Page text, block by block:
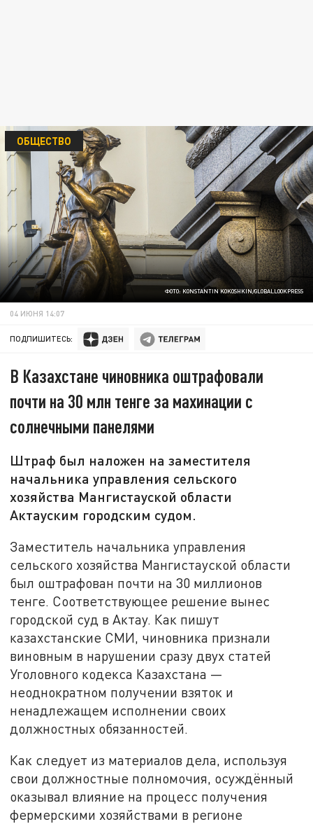
ФОТО: KONSTANTIN KOKOSHKIN/GLOBALLOOKPRESS
ОБЩЕСТВО
04 ИЮНЯ 14:07
ПОДПИШИТЕСЬ:
В Казахстане чиновника оштрафовали
почти на 30 млн тенге за махинации с
солнечными панелями
Штраф был наложен на заместителя
начальника управления сельского
хозяйства Мангистауской области
Актауским городским судом.
Заместитель начальника управления
сельского хозяйства Мангистауской области
был оштрафован почти на 30 миллионов
тенге. Соответствующее решение вынес
городской суд в Актау. Как пишут
казахстанские СМИ, чиновника признали
виновным в нарушении сразу двух статей
Уголовного кодекса Казахстана —
неоднократном получении взяток и
ненадлежащем исполнении своих
должностных обязанностей.
Как следует из материалов дела, используя
свои должностные полномочия, осуждённый
оказывал влияние на процесс получения
фермерскими хозяйствами в регионе